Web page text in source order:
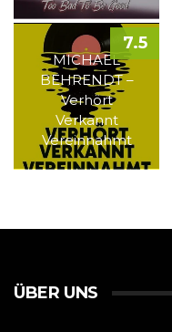
MICHAEL
BEHRENDT –
Verhört
Verkannt
Vereinnahmt
7.5
ÜBER UNS